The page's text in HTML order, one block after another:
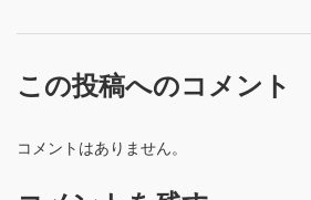
この投稿へのコメント
コメントはありません。